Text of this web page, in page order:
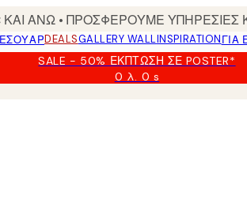
ΑΝΩ • ΠΡΟΣΦΕΡΟΥΜΕ ΥΠΗΡΕΣΙΕΣ
DEALSGALLERY WALLINSPIRATIONΓΙΑ
SALE - 50% ΈΚΠΤΩΣΗ ΣΕ POSTER*
0 λ. 0 s
Ισχύει